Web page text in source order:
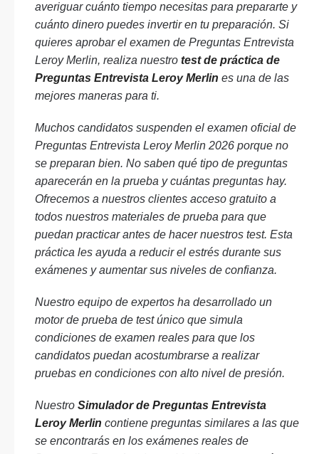
averiguar cuánto tiempo necesitas para prepararte y
cuánto dinero puedes invertir en tu preparación. Si
quieres aprobar el examen de Preguntas Entrevista
Leroy Merlin, realiza nuestro test de práctica de
Preguntas Entrevista Leroy Merlin es una de las
mejores maneras para ti.
Muchos candidatos suspenden el examen oficial de
Preguntas Entrevista Leroy Merlin 2026 porque no
se preparan bien. No saben qué tipo de preguntas
aparecerán en la prueba y cuántas preguntas hay.
Ofrecemos a nuestros clientes acceso gratuito a
todos nuestros materiales de prueba para que
puedan practicar antes de hacer nuestros test. Esta
práctica les ayuda a reducir el estrés durante sus
exámenes y aumentar sus niveles de confianza.
Nuestro equipo de expertos ha desarrollado un
motor de prueba de test único que simula
condiciones de examen reales para que los
candidatos puedan acostumbrarse a realizar
pruebas en condiciones con alto nivel de presión.
Nuestro Simulador de Preguntas Entrevista
Leroy Merlin contiene preguntas similares a las que
se encontrarás en los exámenes reales de